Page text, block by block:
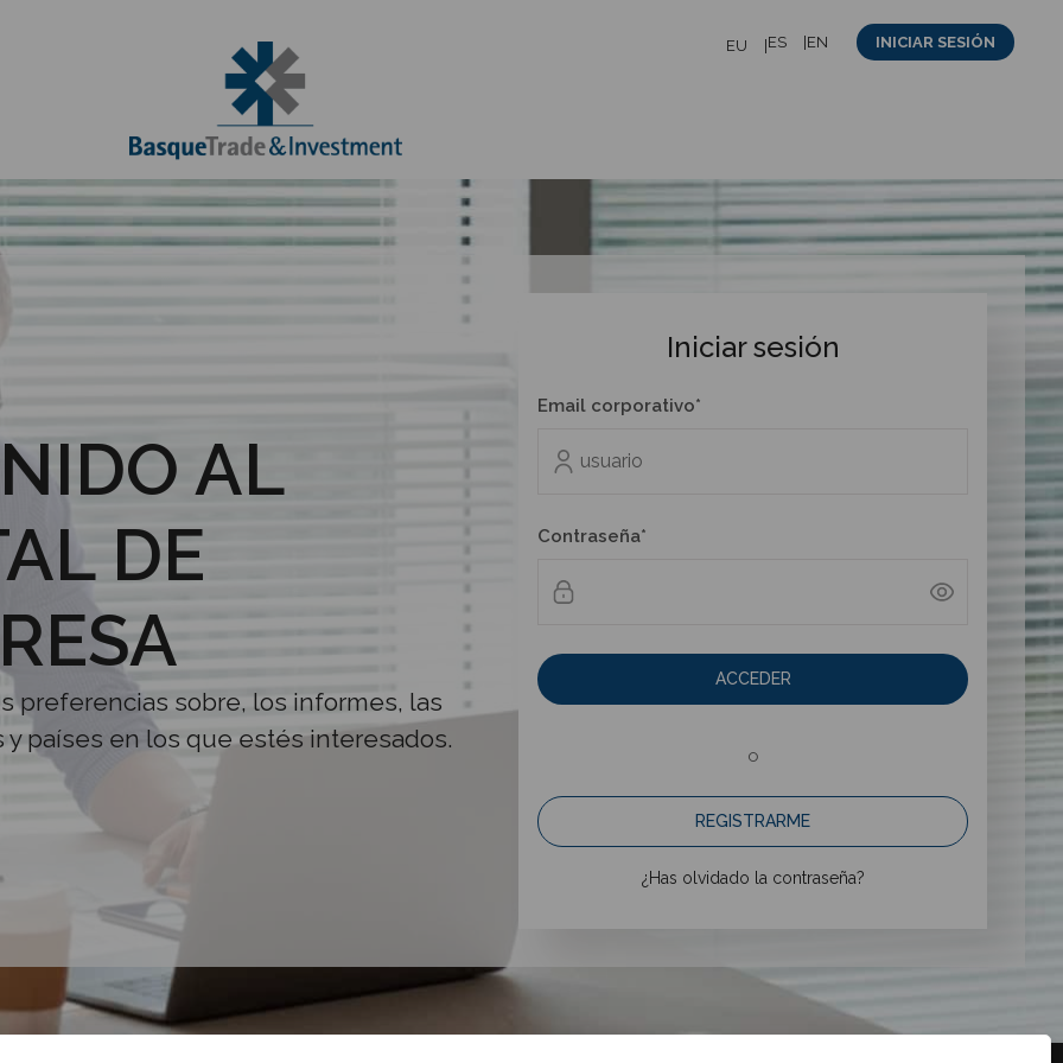
EU ES EN INICIAR SESIÓN
AL
DE
preferencias sobre, los informes, las
países en los que estés interesados.
Iniciar sesión
Email corporativo*
Contraseña*
ACCEDER
o
REGISTRARME
¿Has olvidado la contraseña?